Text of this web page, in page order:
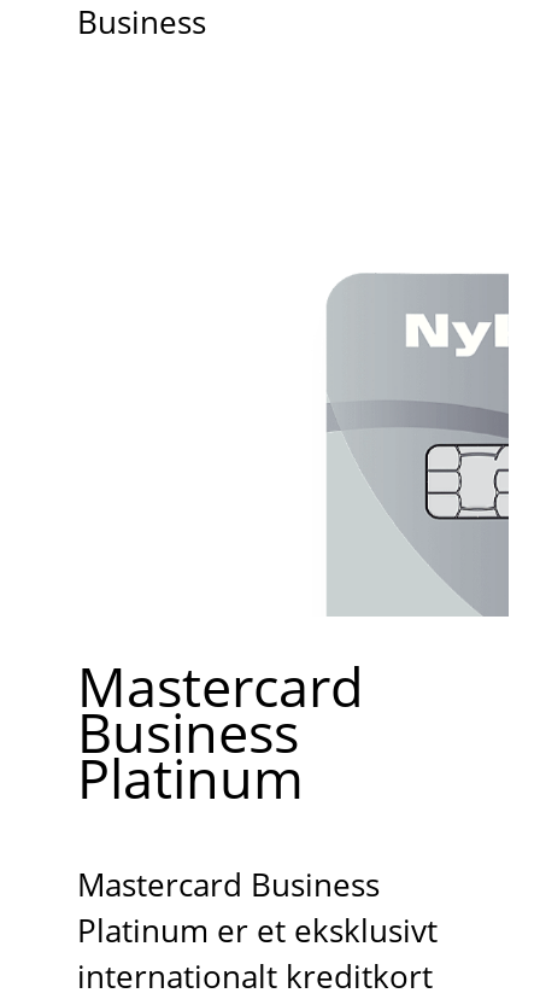
Business
Mastercard
Business
Platinum
Mastercard Business
Platinum er et eksklusivt
internationalt kreditkort